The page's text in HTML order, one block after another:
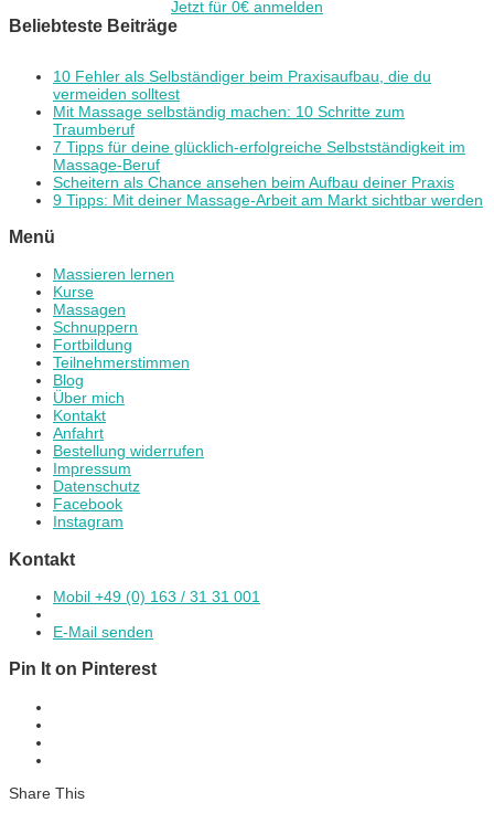
Jetzt für 0€ anmelden
Beliebteste Beiträge
10 Fehler als Selbständiger beim Praxisaufbau, die du
vermeiden solltest
Mit Massage selbständig machen: 10 Schritte zum
Traumberuf
7 Tipps für deine glücklich-erfolgreiche Selbstständigkeit im
Massage-Beruf
Scheitern als Chance ansehen beim Aufbau deiner Praxis
9 Tipps: Mit deiner Massage-Arbeit am Markt sichtbar werden
Menü
Massieren lernen
Kurse
Massagen
Schnuppern
Fortbildung
Teilnehmerstimmen
Blog
Über mich
Kontakt
Anfahrt
Bestellung widerrufen
Impressum
Datenschutz
Facebook
Instagram
Kontakt
Mobil +49 (0) 163 / 31 31 001
E-Mail senden
Pin It on Pinterest
Share This